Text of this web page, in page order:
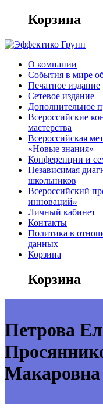
Корзина
О компании
События в мире
Печатное издание
Сетевое издание
Дополнительное
Всероссийские
мастерства
Всероссийская
«Новые знания»
Конференции и
Независимая
школьников
Всероссийский
инноваций»
Личный кабинет
Контакты
Политика в
данных
Корзина
Корзина
Петрова
Макаровна